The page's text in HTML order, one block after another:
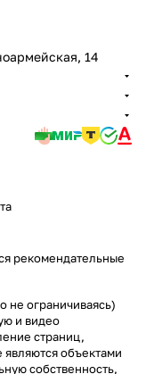
14
рекомендательные
не ограничиваясь)
и видео
страниц,
объектами
собственность,